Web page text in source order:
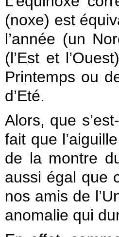
(noxe) est
l’année (un
(l’Est et
Printemps ou
d’Eté.
Alors, que
fait que
de la montre
aussi égal que
nos amis de
anomalie qui